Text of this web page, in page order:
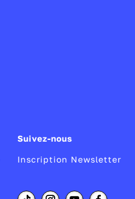
Suivez-nous
Inscription Newsletter